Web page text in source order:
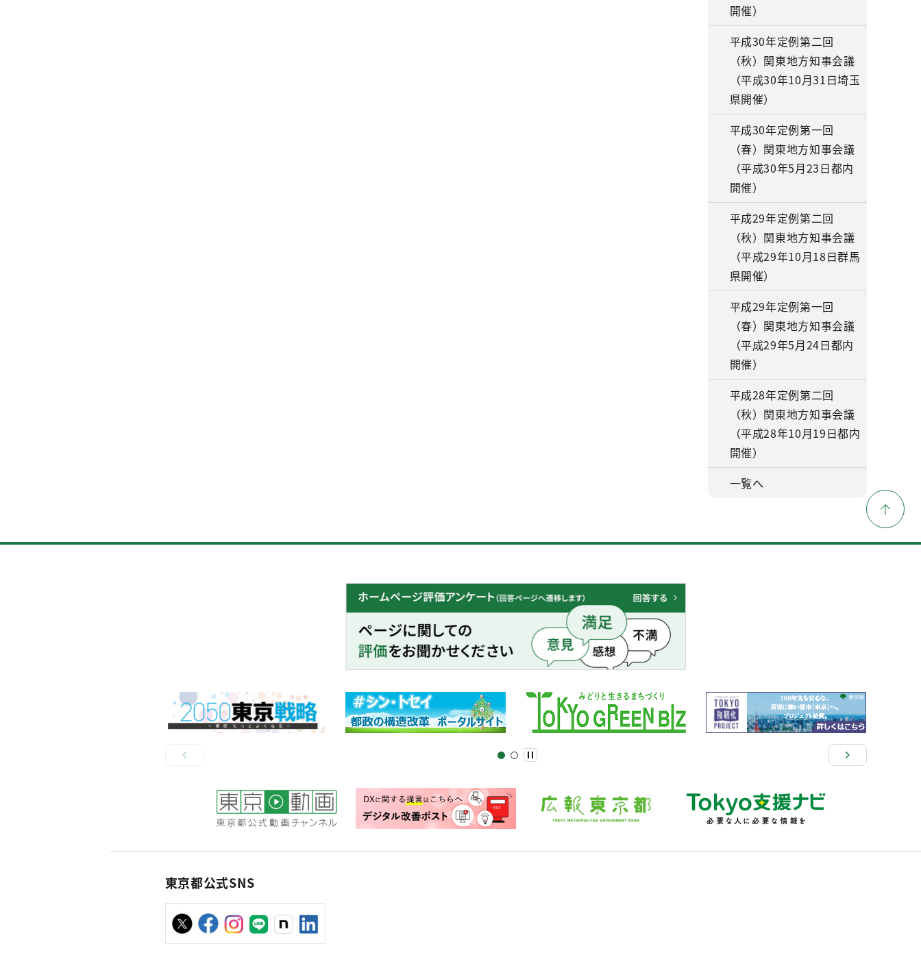
開催）
平成30年定例第二回
（秋）関東地方知事会議
（平成30年10月31日埼玉
県開催）
平成30年定例第一回
（春）関東地方知事会議
（平成30年5月23日都内
開催）
平成29年定例第二回
（秋）関東地方知事会議
（平成29年10月18日群馬
県開催）
平成29年定例第一回
（春）関東地方知事会議
（平成29年5月24日都内
開催）
平成28年定例第二回
（秋）関東地方知事会議
（平成28年10月19日都内
開催）
一覧へ
東京都公式SNS